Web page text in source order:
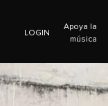
LOGIN
Apoya la
música